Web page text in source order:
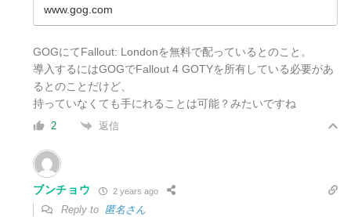
www.gog.com
GOGにてFallout: Londonを無料で配っているとのこと。
導入するにはGOGでFallout 4 GOTYを所有している必要があ
るとのことだけど、
持っていなくても手にれることは可能？みたいですね
2 返信
ブンチョウ 2 years ago
Reply to 匿名さん